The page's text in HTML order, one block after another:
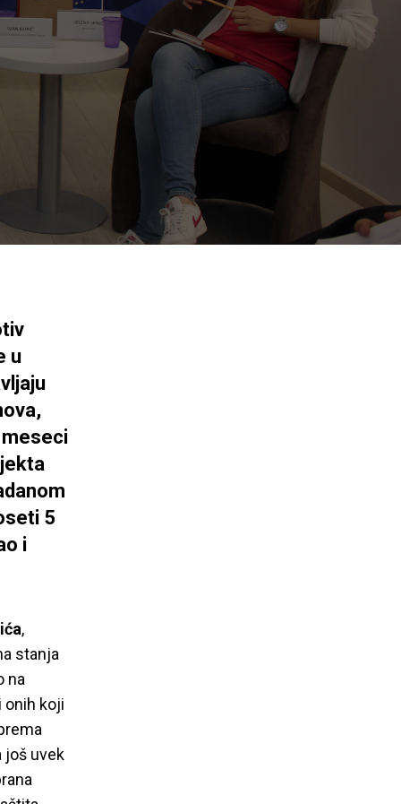
u
5
i
,
stanja
na
onih koji
još uvek